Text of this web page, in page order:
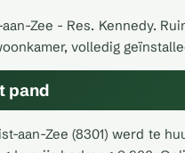
Zee - Res. Kennedy.
volledig
pand
aan-Zee (8301) werd te